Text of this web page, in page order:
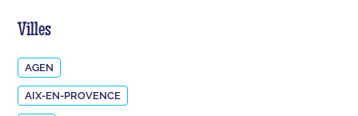
Villes
AGEN
AIX-EN-PROVENCE